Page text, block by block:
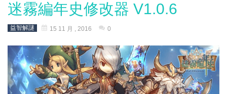
迷霧編年史修改器 V1.0.6
益智解謎 15 11 月 , 2016 0